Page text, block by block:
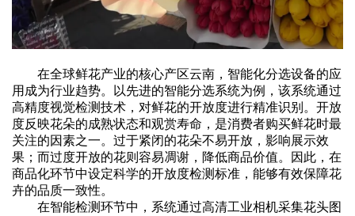
在全球鲜花产业的核心产区云南，智能化分选设备的应
用成为行业趋势。以先进的智能分选系统为例，该系统通过
高精度视觉检测技术，对鲜花的开放度进行精准识别。开放
度反映花朵的成熟状态和观赏寿命，是消费者购买鲜花时最
关注的因素之一。过于紧闭的花朵不易开放，影响展示效
果；而过度开放的花则容易凋谢，降低商品价值。因此，在
商品化环节中设定科学的开放度检测标准，能够有效保障花
卉的品质一致性。
在智能检测环节中，系统通过高清工业相机采集花头图